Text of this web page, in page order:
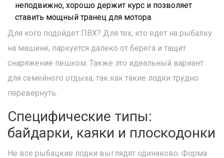
неподвижно, хорошо держит курс и позволяет
ставить мощный транец для мотора.
Для кого подойдет ПВХ? Для тех, кто едет на рыбалку
на машине, паркуется далеко от берега и тащит
снаряжение пешком. Также это идеальный вариант
для семейного отдыха, так как такие лодки трудно
перевернуть.
Специфические типы:
байдарки, каяки и плоскодонки
Не все рыбацкие лодки выглядят одинаково. Форма